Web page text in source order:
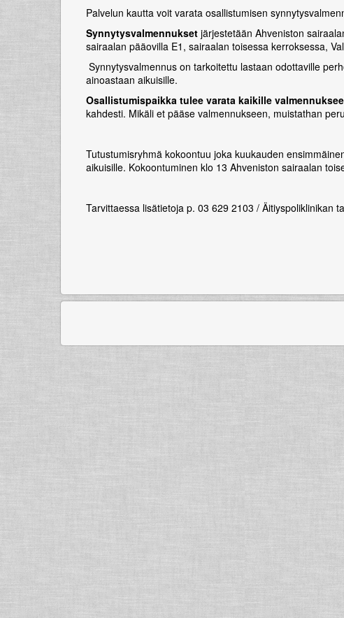
Palvelun kautta voit varata osallistumisen
Synnytysvalmennukset järjestetään Ahveniston
sairaalan pääovilla E1, sairaalan toisessa kerroksessa,
Synnytysvalmennus on tarkoitettu lastaan odottaville
ainoastaan aikuisille.
Osallistumispaikka tulee varata kaikille
kahdesti. Mikäli et pääse valmennukseen, muistathan
Tutustumisryhmä kokoontuu joka kuukauden
aikuisille. Kokoontuminen klo 13 Ahveniston sairaalan
Tarvittaessa lisätietoja p. 03 629 2103 / Äitiyspoliklinikan